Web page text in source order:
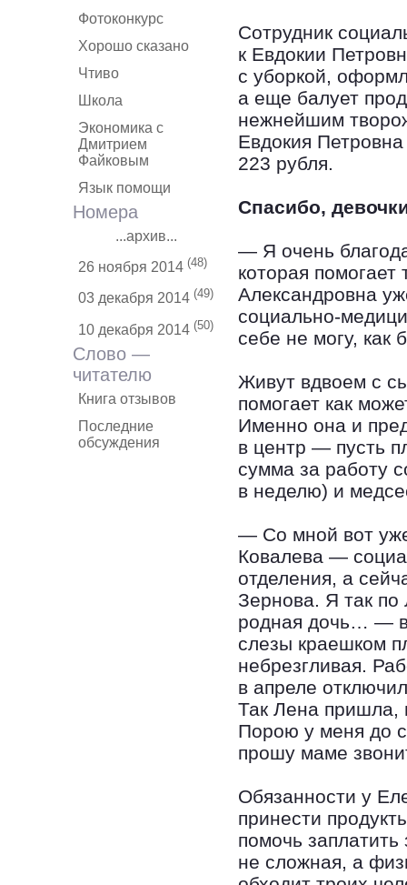
Фотоконкурс
Хорошо сказано
Чтиво
Школа
Экономика с
Дмитрием
Файковым
Язык помощи
Номера
...архив...
26 ноября 2014 (48)
03 декабря 2014 (49)
10 декабря 2014 (50)
Слово —
читателю
Книга отзывов
Последние
обсуждения
Сотрудник
к Евдокии
с уборкой,
а еще балует
нежнейшим
Евдокия
223 рубля.
Спасибо,
— Я очень
которая
Александровна
социально-
себе не могу, как
Живут вдвоем с
помогает как
Именно она и
в центр — пусть
сумма за работу
в неделю) и
— Со мной вот
Ковалева —
отделения, а
Зернова. Я так по
родная дочь… —
слезы краешком
небрезгливая.
в апреле
Так Лена пришла,
Порою у меня до
прошу маме
Обязанности у
принести
помочь
не сложная, а